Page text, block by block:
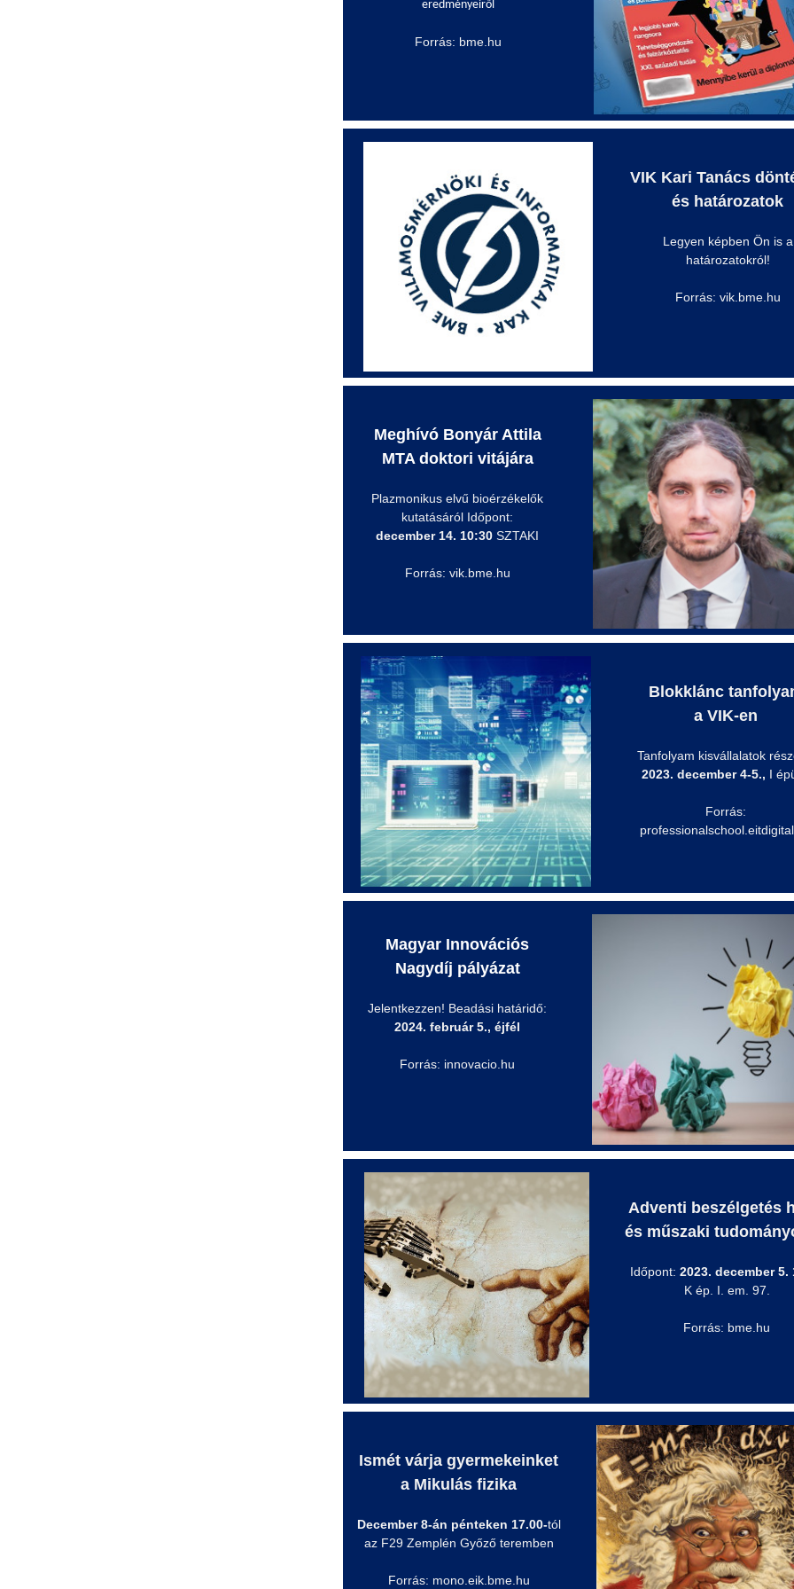
eredményeiről
Forrás: bme.hu
VIK Kari Tanács
és határozatok
Legyen képben Ön is a
határozatokról!
Forrás: vik.bme.hu
Meghívó Bonyár Attila
MTA doktori vitájára
Plazmonikus elvű bioérzékelők
kutatásáról Időpont:
december 14. 10:30 SZTAKI
Forrás: vik.bme.hu
Blokklánc
a VIK-en
Tanfolyam kisvállalatok
2023. december 4-5., I
Forrás:
Magyar Innovációs
Nagydíj pályázat
Jelentkezzen! Beadási határidő:
2024. február 5., éjfél
Forrás: innovacio.hu
Adventi beszélgetés
és műszaki
Időpont: 2023. december 5.
K ép. I. em. 97.
Forrás: bme.hu
Ismét várja gyermekeinket
a Mikulás fizika
December 8-án pénteken 17.00-tól
az F29 Zemplén Győző teremben
Forrás: mono.eik.bme.hu